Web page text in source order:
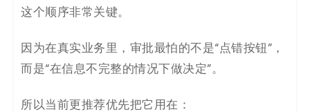
这个顺序非常关键。
因为在真实业务里，审批最怕的不是“点错按钮”，
而是“在信息不完整的情况下做决定”。
所以当前更推荐优先把它用在：